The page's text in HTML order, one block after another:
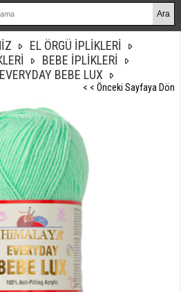
EL ÖRGÜ İPLİKLERİ
BEBE İPLİKLERİ
EVERYDAY BEBE LUX
< < Önceki Sayfaya Dön